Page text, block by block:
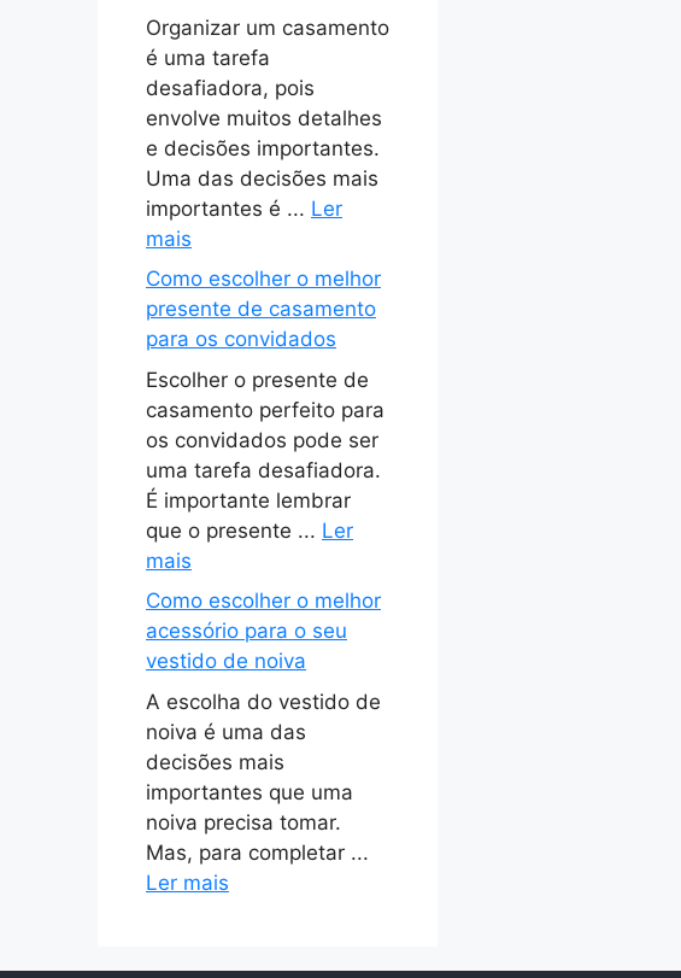
Organizar um casamento
é uma tarefa
desafiadora, pois
envolve muitos detalhes
e decisões importantes.
Uma das decisões mais
importantes é ... Ler
mais
Como escolher o melhor
presente de casamento
para os convidados
Escolher o presente de
casamento perfeito para
os convidados pode ser
uma tarefa desafiadora.
É importante lembrar
que o presente ... Ler
mais
Como escolher o melhor
acessório para o seu
vestido de noiva
A escolha do vestido de
noiva é uma das
decisões mais
importantes que uma
noiva precisa tomar.
Mas, para completar ...
Ler mais